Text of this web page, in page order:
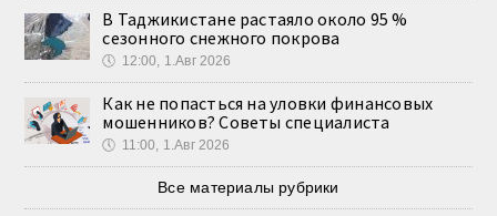
В Таджикистане растаяло около 95 %
сезонного снежного покрова
🕔 12:00, 1.Авг 2026
Как не попасться на уловки финансовых
мошенников? Советы специалиста
🕔 11:00, 1.Авг 2026
Все материалы рубрики